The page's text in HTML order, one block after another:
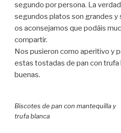
segundo por persona. La
segundos platos son grandes y
os aconsejamos que podáis
compartir.
Nos pusieron como aperitivo y
estas tostadas de pan con trufa
buenas.
Biscotes de pan con mantequilla y
trufa blanca